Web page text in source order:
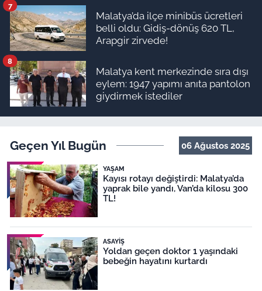
Malatya’da ilçe minibüs ücretleri
belli oldu: Gidiş-dönüş 620 TL,
Arapgir zirvede!
7
Malatya kent merkezinde sıra dışı
eylem: 1947 yapımı anıta pantolon
giydirmek istediler
8
Geçen Yıl Bugün 06 Ağustos 2025
YAŞAM
Kayısı rotayı değiştirdi: Malatya’da
yaprak bile yandı, Van’da kilosu 300
TL!
ASAYIŞ
Yoldan geçen doktor 1 yaşındaki
bebeğin hayatını kurtardı